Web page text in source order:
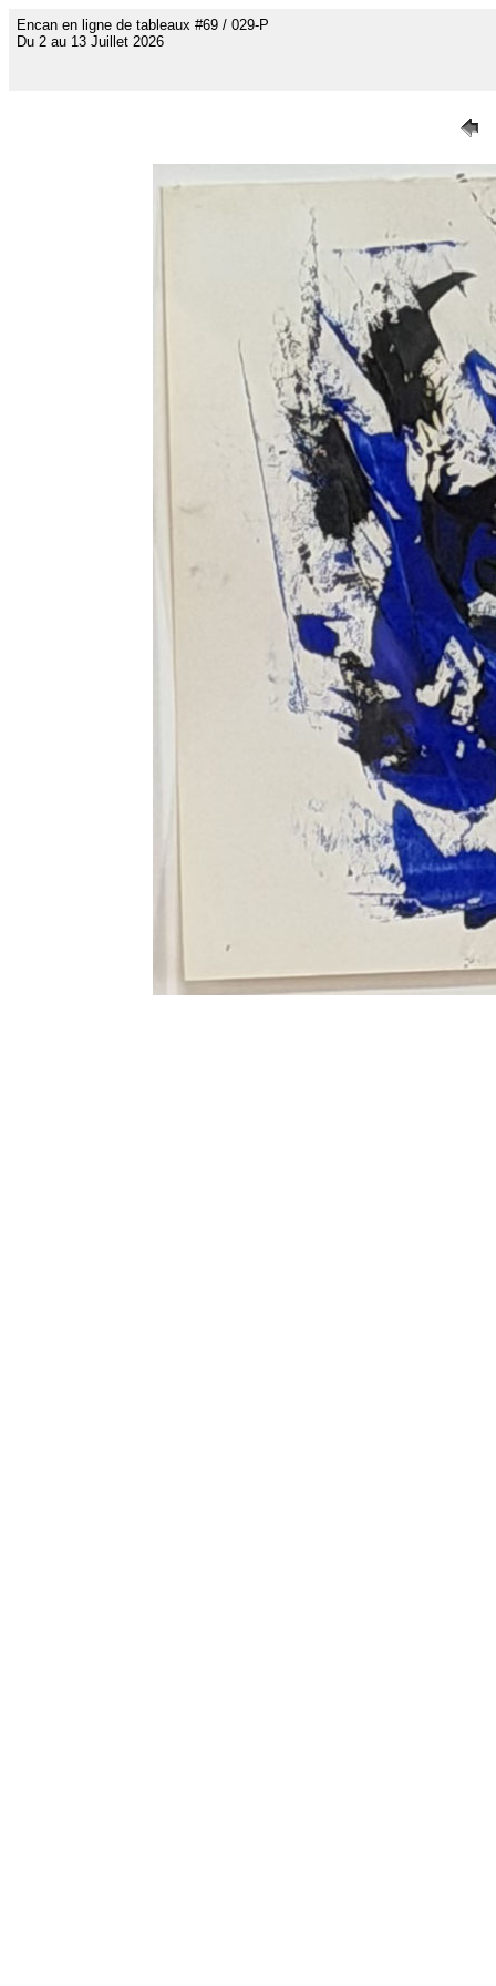
Encan en ligne de tableaux #69 / 029-P
Du 2 au 13 Juillet 2026